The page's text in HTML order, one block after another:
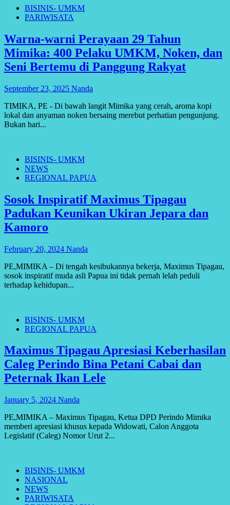
BISINIS- UMKM
PARIWISATA
Warna-warni Perayaan 29 Tahun
Mimika: 400 Pelaku UMKM, Noken, dan
Seni Bertemu di Panggung Rakyat
September 23, 2025 Nanda
TIMIKA, PE - Di bawah langit Mimika yang cerah, aroma kopi
lokal dan anyaman noken bersaing merebut perhatian pengunjung.
Bukan hari...
BISINIS- UMKM
NEWS
REGIONAL PAPUA
Sosok Inspiratif Maximus Tipagau
Padukan Keunikan Ukiran Jepara dan
Kamoro
February 20, 2024 Nanda
PE,MIMIKA – Di tengah kesibukannya bekerja, Maximus Tipagau,
sosok inspiratif muda asli Papua ini tidak pernah lelah peduli
terhadap kehidupan...
BISINIS- UMKM
REGIONAL PAPUA
Maximus Tipagau Apresiasi Keberhasilan
Caleg Perindo Bina Petani Cabai dan
Peternak Ikan Lele
January 5, 2024 Nanda
PE,MIMIKA – Maximus Tipagau, Ketua DPD Perindo Mimika
memberi apresiasi khusus kepada Widowati, Calon Anggota
Legislatif (Caleg) Nomor Urut 2...
BISINIS- UMKM
NASIONAL
NEWS
PARIWISATA